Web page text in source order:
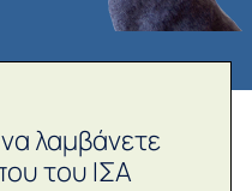
λαμβάνετε
του ΙΣΑ